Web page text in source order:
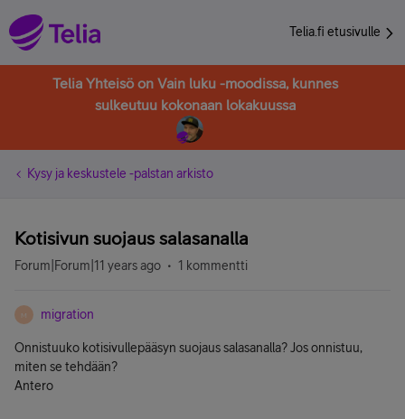
Telia.fi etusivulle
Telia Yhteisö on Vain luku -moodissa, kunnes
sulkeutuu kokonaan lokakuussa
Kysy ja keskustele -palstan arkisto
Kotisivun suojaus salasanalla
Forum|Forum|11 years ago 1 kommentti
M migration
Onnistuuko kotisivullepääsyn suojaus salasanalla? Jos onnistuu,
miten se tehdään?
Antero